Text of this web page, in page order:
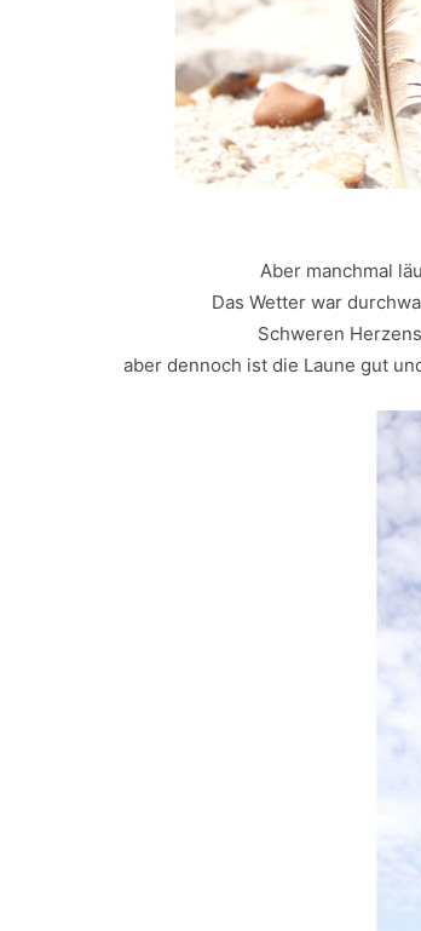
Aber manchmal
Das Wetter war
Schweren
aber dennoch ist die Laune gut